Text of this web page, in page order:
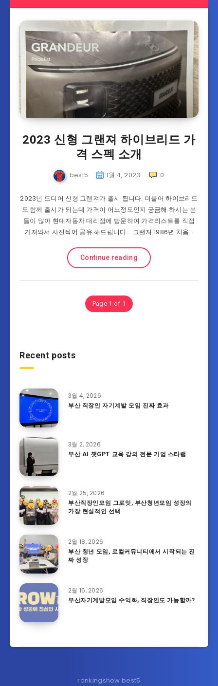
2023 신형 그랜져 하이브리드 가
격 스펙 소개
best5 1월 4, 2023 0
2023년 드디어 신형 그랜져가 출시 됩니다. 더불어 하이브리드
도 함께 출시가 되는데 가격이 어느정도인지 궁금해 하시는 분
들이 많아 현대자동차 대리점에 방문하여 가격리스트를 직접
가져와서 사진찍어 공유 해드립니다. 그랜져 1986년 처음…
Continue reading
Page 1 of 1
Recent posts
3월 4, 2026
부산 직장인 자기계발 모임 진짜 효과
3월 2, 2026
부산 AI 챗GPT 교육 강의 전문 기업 스타랩
2월 25, 2026
부산직장인모임 그로잇, 부산청년모임 성장의
가장 현실적인 선택
2월 18, 2026
부산 청년 모임, 로컬커뮤니티에서 시작되는 진
짜 성장
2월 16, 2026
부산자기계발모임 수익화, 직장인도 가능할까?
rankingshow best5